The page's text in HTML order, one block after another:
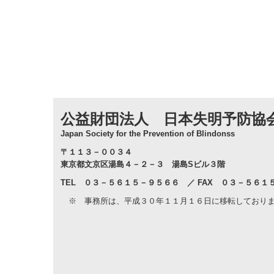
公益財団法人 日本失明予防協
Japan Society for the Prevention of Blindonss
〒１１３－００３４
東京都文京区湯島４－２－３ 湯島Sビル３階
TEL ０３－５６１５－９５６６
／ FAX ０３－５６１
※ 事務所は、平成３０年１１月１６日に移転しておりま